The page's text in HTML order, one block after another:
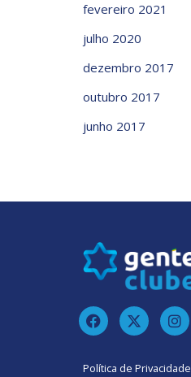
fevereiro 2021
julho 2020
dezembro 2017
outubro 2017
junho 2017
Política de Privacidade